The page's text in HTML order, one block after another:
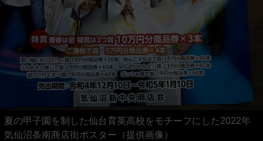
夏の甲子園を制した仙台育英高校をモチーフにした2022年
気仙沼条南商店街ポスター（提供画像）